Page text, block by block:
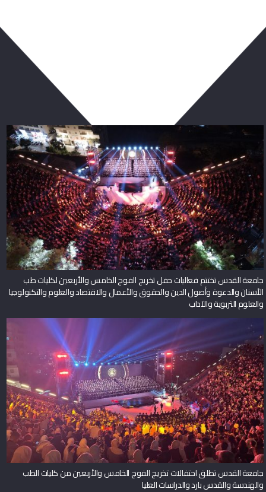
جامعة القدس تختتم فعاليات حفل تخريج الفوج الخامس والأربعين لكليات طب
الأسنان والدعوة وأصول الدين والحقوق والأعمال والاقتصاد والعلوم والتكنولوجيا
والعلوم التربوية والآداب
جامعة القدس تطلق احتفالات تخريج الفوج الخامس والأربعين من كليات الطب
والهندسة والقدس بارد والدراسات العليا